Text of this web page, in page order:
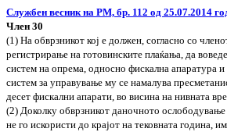
Службен весник на РМ, бр. 112 од 25.07.2014
Член 30
(1) На обврзникот кој е должен, согласно со
регистрирање на готовинските плаќања, да
систем на опрема, односно фискална апаратура
систем за управување му се намалува
десет фискални апарати, во висина на нивната
(2) Доколку обврзникот даночното ослободување
не го искористи до крајот на тековната година,